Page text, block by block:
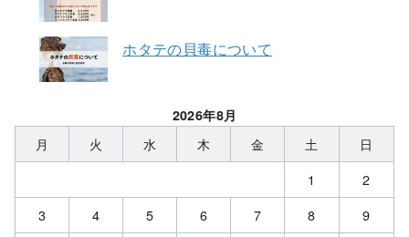
ホタテの貝毒について
2026年8月
月 火 水 木 金 土
日
1
2
3
4 5 6 7 8
9